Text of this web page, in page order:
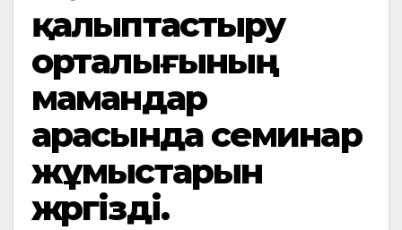
қалыптастыру
орталығының
мамандар
арасында семинар
жұмыстарын
жүргізді.